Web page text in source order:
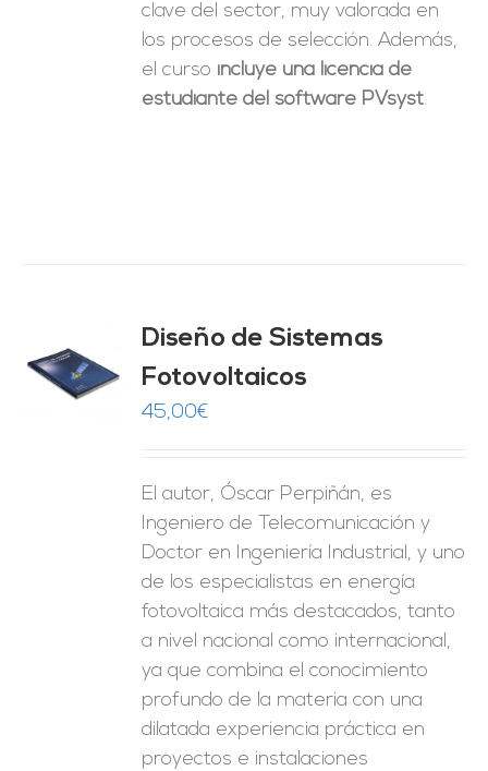
clave del sector, muy valorada en
los procesos de selección. Además,
el curso incluye una licencia de
estudiante del software PVsyst.
Diseño de Sistemas
Fotovoltaicos
45,00€
El autor, Óscar Perpiñán, es
Ingeniero de Telecomunicación y
Doctor en Ingeniería Industrial, y uno
de los especialistas en energía
fotovoltaica más destacados, tanto
a nivel nacional como internacional,
ya que combina el conocimiento
profundo de la materia con una
dilatada experiencia práctica en
proyectos e instalaciones